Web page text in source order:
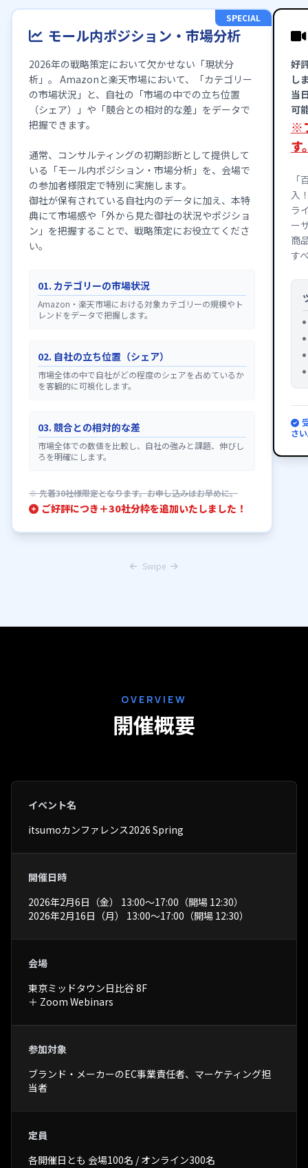
SPECIAL
モール内ポジション・市場分析
2026年の戦略策定において欠かせない「現状分
析」。 Amazonと楽天市場において、「カテゴリー
の市場状況」と、自社の「市場の中での立ち位置
（シェア）」や「競合との相対的な差」をデータで
把握できます。
通常、コンサルティングの初期診断として提供して
いる「モール内ポジション・市場分析」を、会場で
の参加者様限定で特別に実施します。
御社が保有されている自社内のデータに加え、本特
典にて市場感や「外から見た御社の状況やポジショ
ン」を把握することで、戦略策定にお役立てくださ
い。
01. カテゴリーの市場状況
Amazon・楽天市場における対象カテゴリーの規模やト
レンドをデータで把握します。
02. 自社の立ち位置（シェア）
市場全体の中で自社がどの程度のシェアを占めているか
を客観的に可視化します。
03. 競合との相対的な差
市場全体での数値を比較し、自社の強みと課題、伸びし
ろを明確にします。
※ 先着30社様限定となります。お申し込みはお早めに。
ご好評につき＋30社分枠を追加いたしました！
好
し
当
可
※
す
入
ラ
ー
商
す
さ
Swipe
OVERVIEW
開催概要
イベント名
itsumoカンファレンス2026 Spring
開催日時
2026年2月6日（金） 13:00〜17:00（開場 12:30）
2026年2月16日（月） 13:00〜17:00（開場 12:30）
会場
東京ミッドタウン日比谷 8F
＋ Zoom Webinars
参加対象
ブランド・メーカーのEC事業責任者、マーケティング担
当者
定員
各開催日とも 会場100名 / オンライン300名